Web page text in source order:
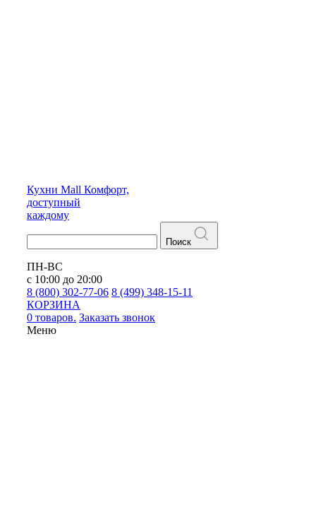
Кухни Mall Комфорт,
доступный
каждому
Поиск
ПН-ВС
с 10:00 до 20:00
8 (800) 302-77-06 8 (499) 348-15-11
КОРЗИНА
0 товаров. Заказать звонок
Меню